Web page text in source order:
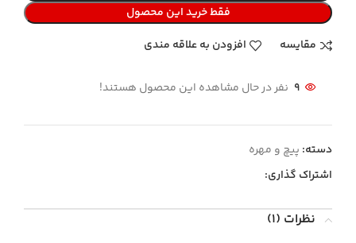
فقط خرید این محصول
مقایسه
افزودن به علاقه مندی
9 نفر در حال مشاهده این محصول هستند!
دسته: پیچ و مهره
اشتراک گذاری:
نظرات (1)